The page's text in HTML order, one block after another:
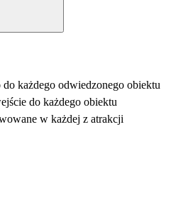
do każdego odwiedzonego obiektu
do każdego obiektu
w każdej z atrakcji